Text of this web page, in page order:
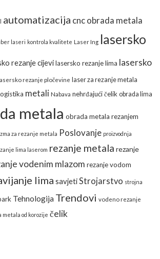
automatizacija cnc obrada metala
laseri kontrola kvalitete Laser Ing lasersko
rezanje cijevilasersko rezanje lima lasersko
lasersko rezanje pločevine laser za rezanje metala
metali Nabava nehrđajući čelik obrada lima
metala obrada metala rezanjem
za rezanje metala Poslovanje proizvodnja
lima laserom rezanje metala rezanje
vodenim mlazom rezanje vodom
lima savjetiStrojarstvo strojna
Tehnologija Trendovi vodeno rezanje
metala od korozije čelik